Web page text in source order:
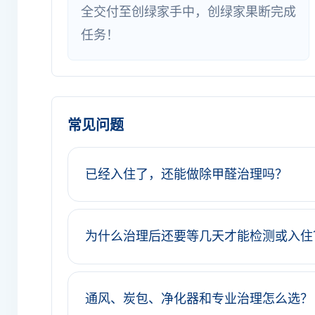
全交付至创绿家手中，创绿家果断完成
任务！
常见问题
已经入住了，还能做除甲醛治理吗？
为什么治理后还要等几天才能检测或入
通风、炭包、净化器和专业治理怎么选？